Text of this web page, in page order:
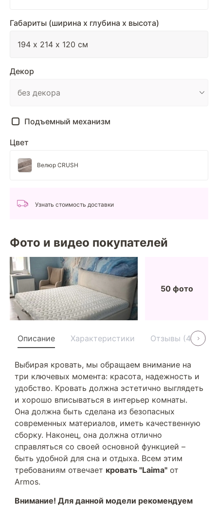
Габариты (ширина х глубина х высота)
Декор
Подъемный механизм
Цвет
Велюр CRUSH
Узнать стоимость доставки
Фото и видео покупателей
50 фото
Описание Характеристики Отзывы (40)
Выбирая кровать, мы обращаем внимание на
три ключевых момента: красота, надежность и
удобство. Кровать должна эстетично выглядеть
и хорошо вписываться в интерьер комнаты.
Она должна быть сделана из безопасных
современных материалов, иметь качественную
сборку. Наконец, она должна отлично
справляться со своей основной функцией –
быть удобной для сна и отдыха. Всем этим
требованиям отвечает кровать "Laima" от
Armos.
Внимание! Для данной модели рекомендуем